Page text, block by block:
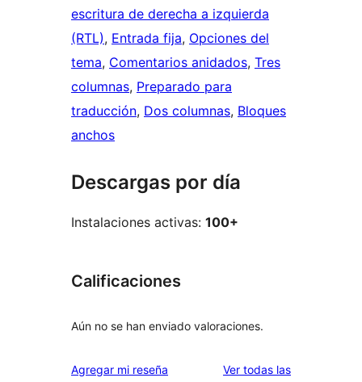
escritura de derecha a izquierda
(RTL), Entrada fija, Opciones del
tema, Comentarios anidados, Tres
columnas, Preparado para
traducción, Dos columnas, Bloques
anchos
Descargas por día
Instalaciones activas: 100+
Calificaciones
Aún no se han enviado valoraciones.
Agregar mi reseña Ver todas lasreseñas